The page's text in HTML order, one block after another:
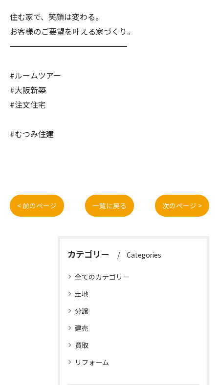
住む家で、笑顔は変わる。
お客様のご要望を叶える家づくり。
━━━━━━━━━━━━━━━
#ルームツアー
#大阪新築
#注文住宅
#むつみ住建
< 前のページ 一覧に戻る 次のページ >
カテゴリー Categories
全てのカテゴリー
土地
分譲
建売
買取
リフォーム